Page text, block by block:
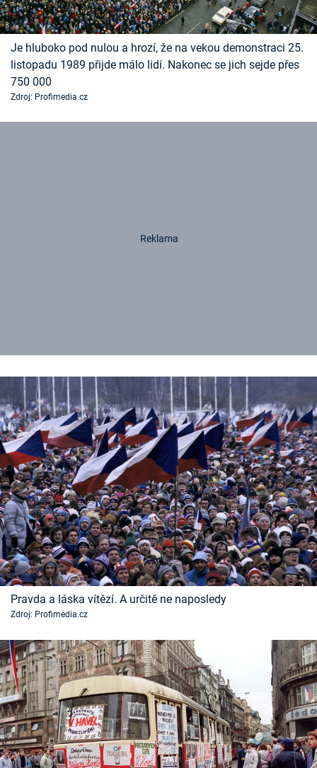
Je hluboko pod nulou a hrozí, že na vekou demonstraci 25.
listopadu 1989 přijde málo lidí. Nakonec se jich sejde přes
750 000
Zdroj: Profimedia.cz
Pravda a láska vítězí. A určitě ne naposledy
Zdroj: Profimedia.cz